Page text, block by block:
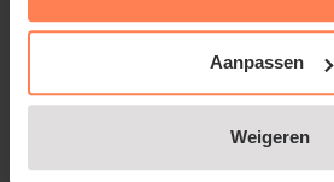
Aanpassen
Weigeren
'Darts Little Dot' terugsnoeien
Daarna zal de tuinplant opnieuw
bloeien op de nieuwe uitlopers.